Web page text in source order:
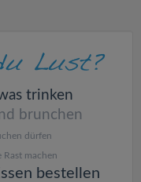
trinken
brunchen
dürfen
Rast machen
bestellen